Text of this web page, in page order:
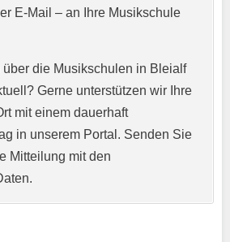
Musikschule*
E-Mail – an Ihre Musikschule
über die Musikschulen in Bleialf
Gerne unterstützen wir Ihre
mit einem dauerhaft
in unserem Portal. Senden Sie
Mitteilung mit den